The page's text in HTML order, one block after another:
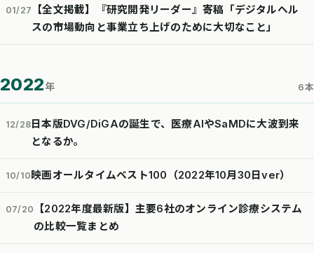
01/27
【全文掲載】『研究開発リーダー』寄稿「デジタルヘル
スの市場動向と事業立ち上げのために大切なこと」
2022年 6本
12/28日本版DVG/DiGAの誕生で、医療AIやSaMDに大波到来
となるか。
10/10映画オールタイムベスト100（2022年10月30日ver）
07/20
【2022年度最新版】主要6社のオンライン診療システム
の比較一覧まとめ